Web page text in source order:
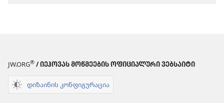
JW.ORG® / ᲘᲔᲰᲝᲕᲐᲡ ᲛᲝᲬᲛᲔᲔᲑᲘᲡ ᲝᲤᲘᲪᲘᲐᲚᲣᲠᲘ ᲕᲔᲑᲡᲐᲘᲢᲘ
დიზაინის კონფიგურაცია